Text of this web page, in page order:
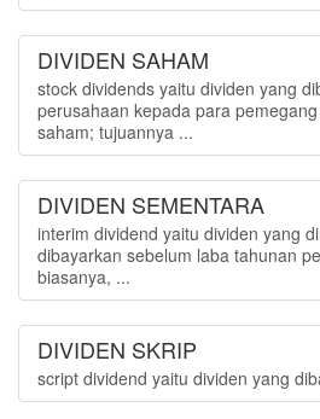
DIVIDEN SAHAM
stock dividends yaitu dividen yang
perusahaan kepada para
saham; tujuannya ...
DIVIDEN SEMENTARA
interim dividend yaitu dividen yang
dibayarkan sebelum laba tahunan
biasanya, ...
DIVIDEN SKRIP
script dividend yaitu dividen yang